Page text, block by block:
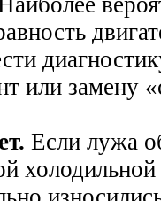
или замену
Если лужа